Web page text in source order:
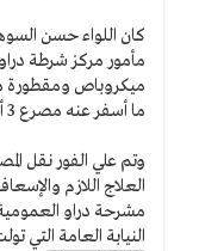
كان اللواء حسن
مأمور مركز شرطة
ما أسفر عنه مصرع 3 أشخاص ، وإصابة 6 آخرين .
وتم علي الفور نقل
العلاج اللازم
مشرحة دراو
النيابة العامة التي